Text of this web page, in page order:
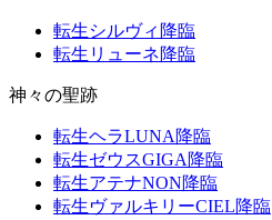
転生シルヴィ降臨
転生リューネ降臨
神々の聖跡
転生ヘラLUNA降臨
転生ゼウスGIGA降臨
転生アテナNON降臨
転生ヴァルキリーCIEL降臨